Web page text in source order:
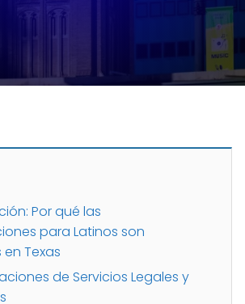
Por qué las
para Latinos son
en Texas
de Servicios Legales y